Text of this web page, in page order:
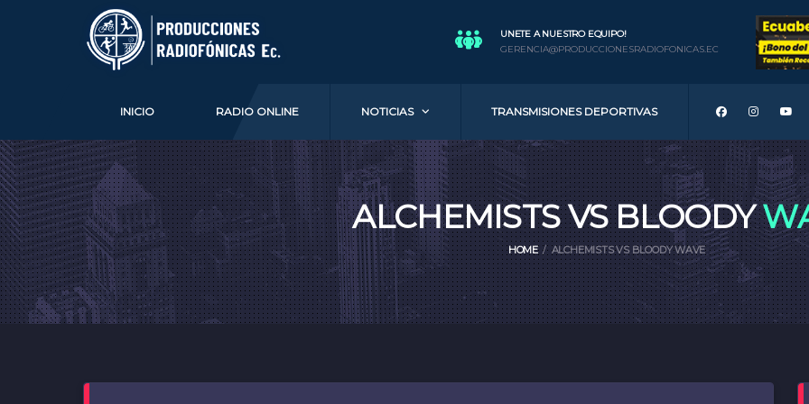
UNETE A NUESTRO EQUIPO!
GERENCIA@PRODUCCIONESRADIOFONICAS.EC
INICIO RADIO ONLINE NOTICIAS TRANSMISIONES DEPORTIVAS
ALCHEMISTS VS BLOODY
HOME ALCHEMISTS VS BLOODY WAVE